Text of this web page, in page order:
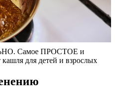
Самое ПРОСТОЕ и
для детей и взрослых